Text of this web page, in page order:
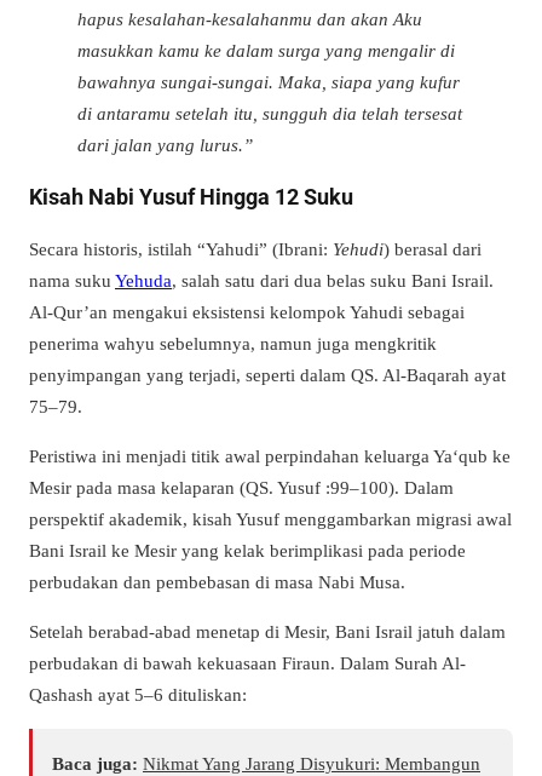
hapus kesalahan-kesalahanmu dan akan Aku
masukkan kamu ke dalam surga yang mengalir di
bawahnya sungai-sungai. Maka, siapa yang kufur
di antaramu setelah itu, sungguh dia telah tersesat
dari jalan yang lurus.”
Kisah Nabi Yusuf Hingga 12 Suku
Secara historis, istilah “Yahudi” (Ibrani: Yehudi) berasal dari
nama suku Yehuda, salah satu dari dua belas suku Bani Israil.
Al-Qur’an mengakui eksistensi kelompok Yahudi sebagai
penerima wahyu sebelumnya, namun juga mengkritik
penyimpangan yang terjadi, seperti dalam QS. Al-Baqarah ayat
75–79.
Peristiwa ini menjadi titik awal perpindahan keluarga Ya‘qub ke
Mesir pada masa kelaparan (QS. Yusuf :99–100). Dalam
perspektif akademik, kisah Yusuf menggambarkan migrasi awal
Bani Israil ke Mesir yang kelak berimplikasi pada periode
perbudakan dan pembebasan di masa Nabi Musa.
Setelah berabad-abad menetap di Mesir, Bani Israil jatuh dalam
perbudakan di bawah kekuasaan Firaun. Dalam Surah Al-
Qashash ayat 5–6 dituliskan:
Baca juga: Nikmat Yang Jarang Disyukuri: Membangun